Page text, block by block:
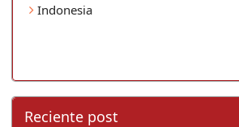
Indonesia
Reciente post